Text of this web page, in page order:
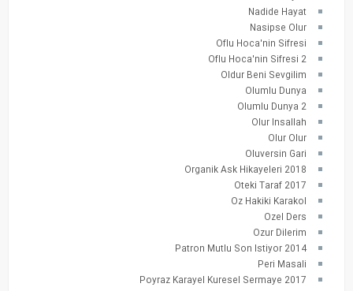
Nadide Hayat
Nasipse Olur
Oflu Hoca'nin Sifresi
Oflu Hoca'nin Sifresi 2
Oldur Beni Sevgilim
Olumlu Dunya
Olumlu Dunya 2
Olur Insallah
Olur Olur
Oluversin Gari
Organik Ask Hikayeleri 2018
Oteki Taraf 2017
Oz Hakiki Karakol
Ozel Ders
Ozur Dilerim
Patron Mutlu Son Istiyor 2014
Peri Masali
Poyraz Karayel Kuresel Sermaye 2017